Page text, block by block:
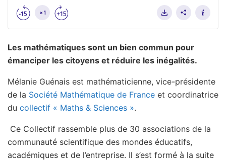
Les mathématiques sont un bien commun pour
émanciper les citoyens et réduire les inégalités.
Mélanie Guénais est mathématicienne, vice-présidente
de la Société Mathématique de France et coordinatrice
du collectif « Maths & Sciences ».
Ce Collectif rassemble plus de 30 associations de la
communauté scientifique des mondes éducatifs,
académiques et de l’entreprise. Il s’est formé à la suite